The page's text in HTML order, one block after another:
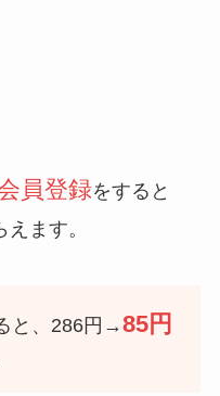
員登録をすると
ます。
と、286円→85円